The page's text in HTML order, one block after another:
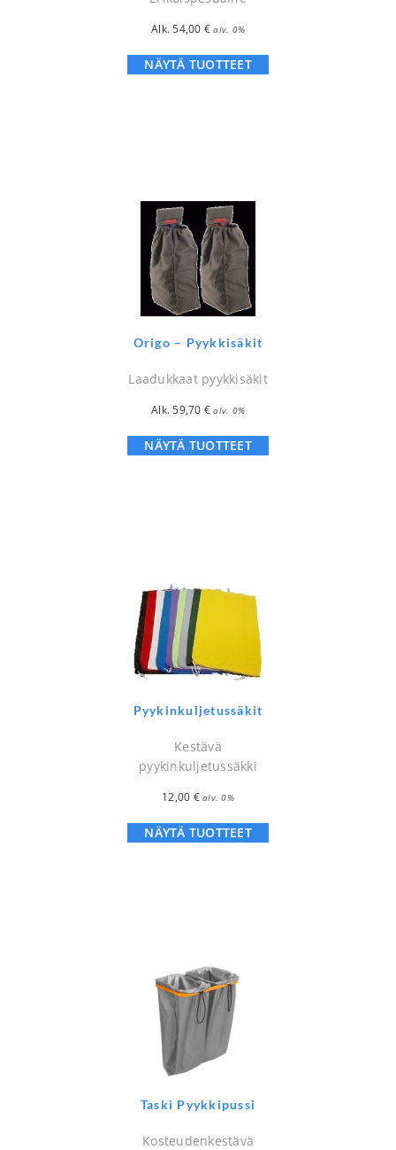
Alk.54,00 € alv. 0%
NÄYTÄ TUOTTEET
Origo – Pyykkisäkit
Laadukkaat pyykkisäkit
Alk.59,70 € alv. 0%
NÄYTÄ TUOTTEET
Pyykinkuljetussäkit
Kestävä
pyykinkuljetussäkki
12,00 € alv. 0%
NÄYTÄ TUOTTEET
Taski Pyykkipussi
Kosteudenkestävä